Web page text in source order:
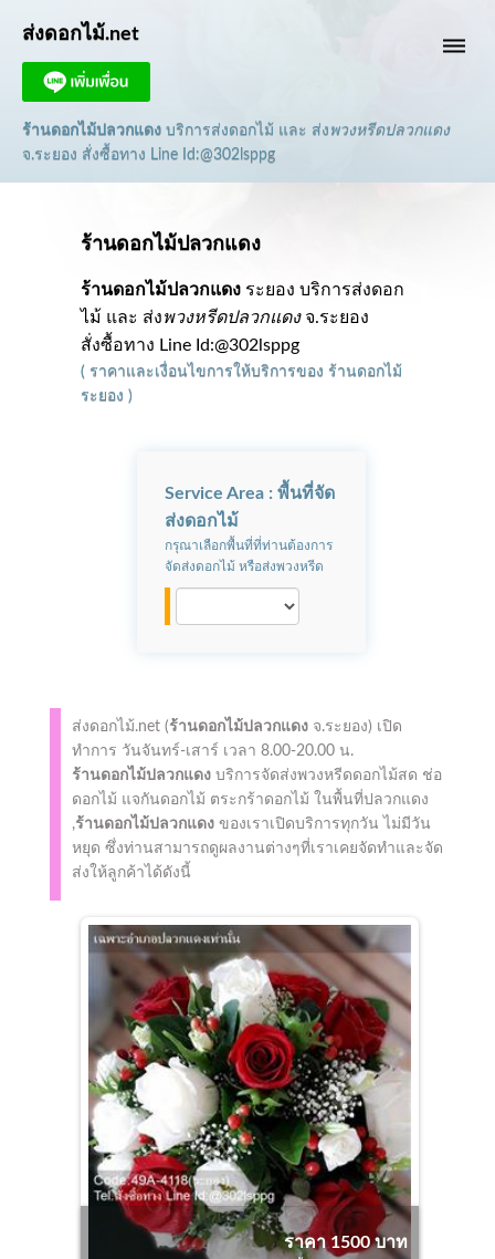
dehaze
ส่งดอกไม้.net
ร้านดอกไม้ปลวกแดง บริการส่งดอกไม้ และ ส่ง พวงหรีดปลวกแดง
จ.ระยอง สั่งซื้อทาง Line Id:@302lsppg
ร้านดอกไม้ปลวกแดง
ร้านดอกไม้ปลวกแดง ระยอง บริการส่งดอก
ไม้ และ ส่งพวงหรีดปลวกแดงจ.ระยอง
สั่งซื้อทาง Line Id:@302lsppg
( ราคาและเงื่อนไขการให้บริการของ ร้านดอกไม้
ระยอง )
Service Area : พื้นที่จัด
ส่งดอกไม้
กรุณาเลือกพื้นที่ที่ท่านต้องการ
จัดส่งดอกไม้ หรือส่งพวงหรีด
ส่งดอกไม้.net (ร้านดอกไม้ปลวกแดงจ.ระยอง) เปิด
ทำการ วันจันทร์-เสาร์ เวลา 8.00-20.00 น.
ร้านดอกไม้ปลวกแดงบริการจัดส่งพวงหรีดดอกไม้สด ช่อ
ดอกไม้ แจกันดอกไม้ ตระกร้าดอกไม้ ในพื้นที่ปลวกแดง
,ร้านดอกไม้ปลวกแดงของเราเปิดบริการทุกวัน ไม่มีวัน
หยุด ซึ่งท่านสามารถดูผลงานต่างๆที่เราเคยจัดทำและจัด
ส่งให้ลูกค้าได้ดังนี้
ราคา 1500 บาท